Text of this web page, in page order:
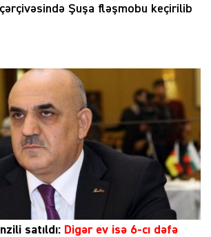
çərçivəsində Şuşa fləşmobu keçirilib
satıldı: Digər ev isə 6-cı dəfə